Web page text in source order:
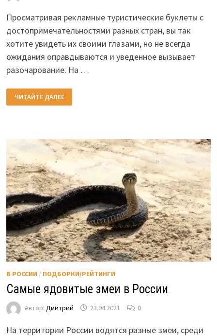
Просматривая рекламные туристические буклеты с
достопримечательностями разных стран, вы так
хотите увидеть их своими глазами, но не всегда
ожидания оправдываются и уведенное вызывает
разочарование. На …
РАЗОЧАРОВЫВАЮЩИЕ
ДОСТОПРИМЕЧАТЕЛЬНОСТИ
—
ЧИТАЙТЕ ДАЛЕЕ
В РОССИИ / ПОДБОРКИ/РЕЙТИНГИ
Самые ядовитые змеи в России
Автор: Дмитрий 23.04.2021 0
На территории России водятся разные змеи, среди